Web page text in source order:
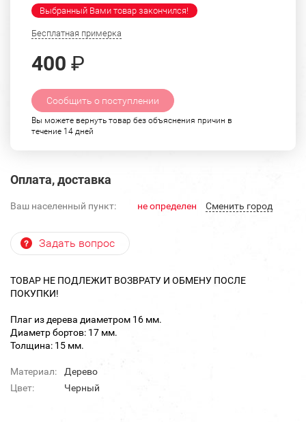
Выбранный Вами товар закончился!
Бесплатная примерка
400 ₽
Сообщить о поступлении
Вы можете вернуть товар без объяснения причин в
течение 14 дней
Оплата, доставка
Ваш населенный пункт: не определен Cменить город
Задать вопрос
ТОВАР НЕ ПОДЛЕЖИТ ВОЗВРАТУ И ОБМЕНУ ПОСЛЕ
ПОКУПКИ!
Плаг из дерева диаметром 16 мм.
Диаметр бортов: 17 мм.
Толщина: 15 мм.
Материал:
Дерево
Цвет:
Черный